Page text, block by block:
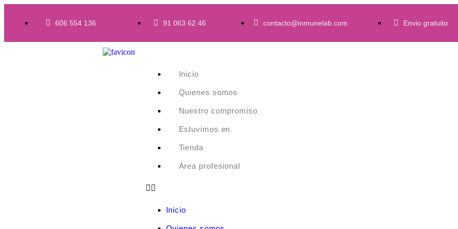
606 554 136 91 063 62 46 contacto@inmunelab.com Envio gratuito
Inicio
Quienes somos
Nuestro compromiso
Estuvimos en
Tienda
Área profesional
Inicio